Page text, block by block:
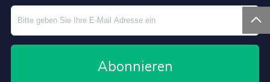
Abonnieren
